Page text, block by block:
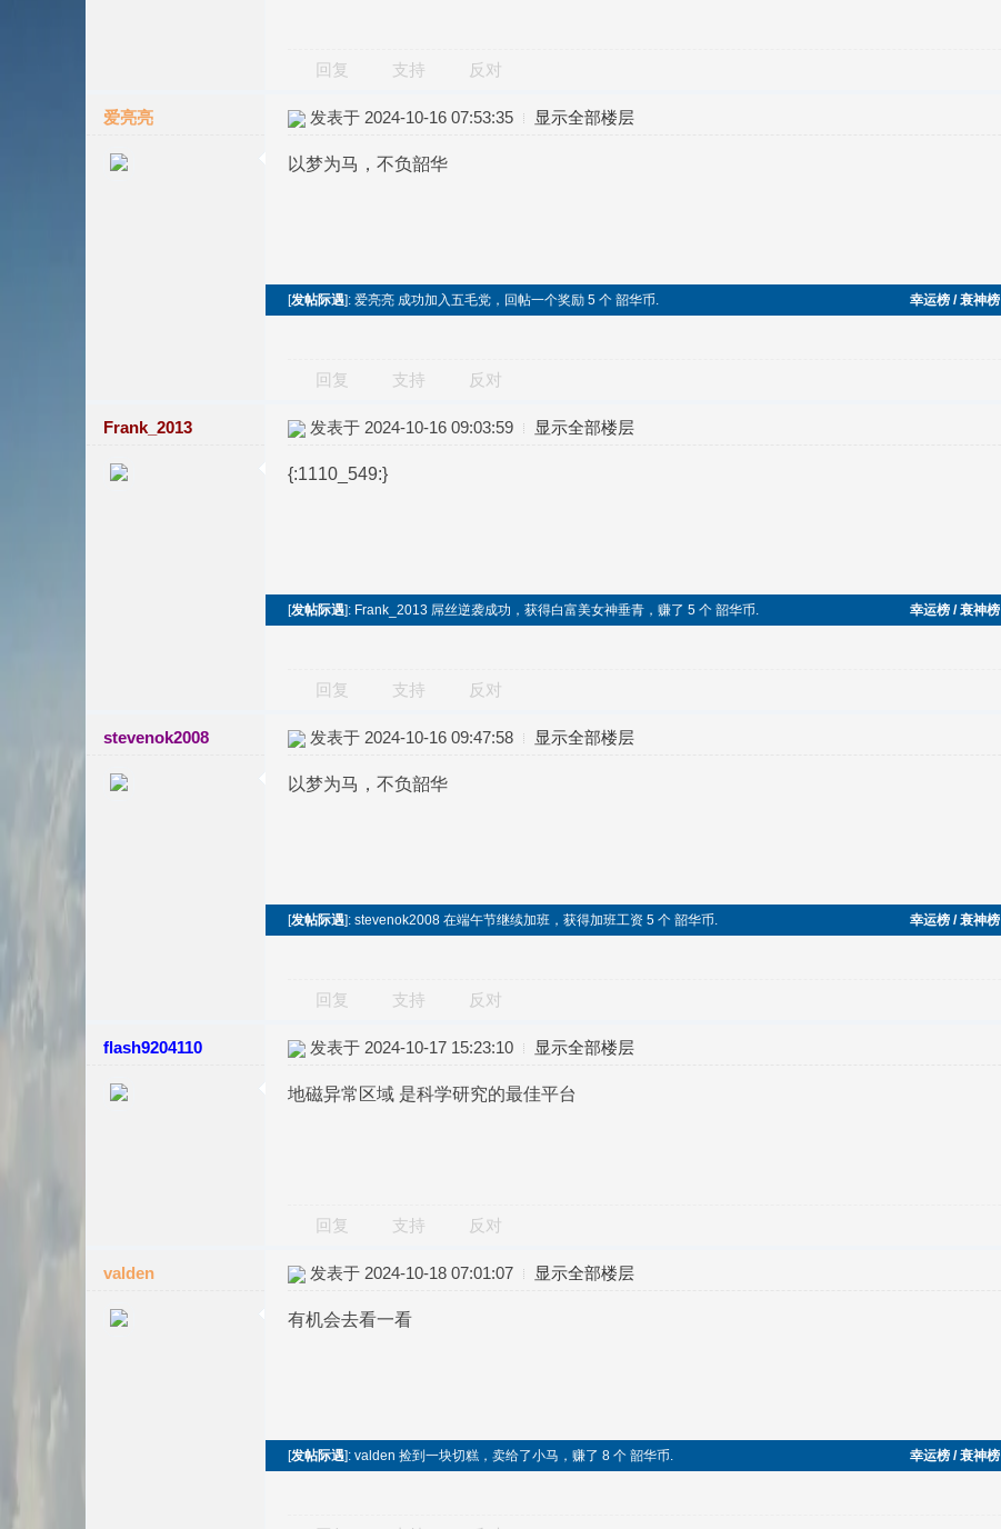
回复 支持 反对
爱亮亮 发表于 2024-10-16 07:53:35 显示全部楼层
以梦为马，不负韶华
[发帖际遇]: 爱亮亮 成功加入五毛党，回帖一个奖励 5 个 韶华币. 幸运榜 / 衰神榜
回复 支持 反对
Frank_2013 发表于 2024-10-16 09:03:59 显示全部楼层
{:1110_549:}
[发帖际遇]: Frank_2013 屌丝逆袭成功，获得白富美女神垂青，赚了 5 个 韶华币. 幸运榜 / 衰神榜
回复 支持 反对
stevenok2008 发表于 2024-10-16 09:47:58 显示全部楼层
以梦为马，不负韶华
[发帖际遇]: stevenok2008 在端午节继续加班，获得加班工资 5 个 韶华币. 幸运榜 / 衰神榜
回复 支持 反对
flash9204110 发表于 2024-10-17 15:23:10 显示全部楼层
地磁异常区域 是科学研究的最佳平台
回复 支持 反对
valden 发表于 2024-10-18 07:01:07 显示全部楼层
有机会去看一看
[发帖际遇]: valden 捡到一块切糕，卖给了小马，赚了 8 个 韶华币. 幸运榜 / 衰神榜